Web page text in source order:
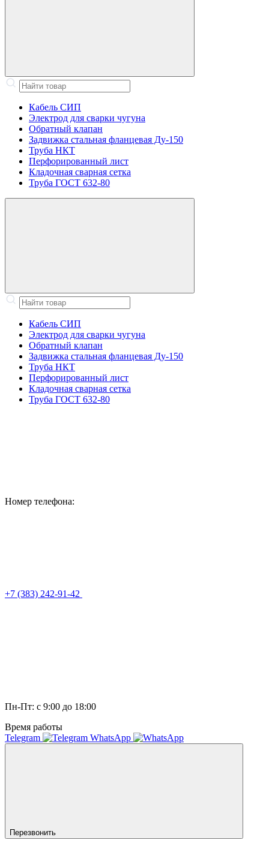
Кабель СИП
Электрод для сварки чугуна
Обратный клапан
Задвижка стальная фланцевая Ду-150
Труба НКТ
Перфорированный лист
Кладочная сварная сетка
Труба ГОСТ 632-80
Кабель СИП
Электрод для сварки чугуна
Обратный клапан
Задвижка стальная фланцевая Ду-150
Труба НКТ
Перфорированный лист
Кладочная сварная сетка
Труба ГОСТ 632-80
Номер телефона:
+7 (383) 242-91-42
Пн-Пт: с 9:00 до 18:00
Время работы
Telegram
WhatsApp
Перезвонить